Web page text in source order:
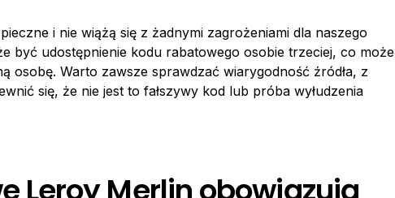
i nie wiążą się z żadnymi zagrożeniami dla naszego
być udostępnienie kodu rabatowego osobie trzeciej, co może
osobę. Warto zawsze sprawdzać wiarygodność źródła, z
się, że nie jest to fałszywy kod lub próba wyłudzenia